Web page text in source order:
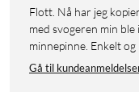
Flott. Nå har jeg kopiert alle bildene fra mobilen min. Til og
med svogeren min
minnepinne. Enkelt og
Gå til